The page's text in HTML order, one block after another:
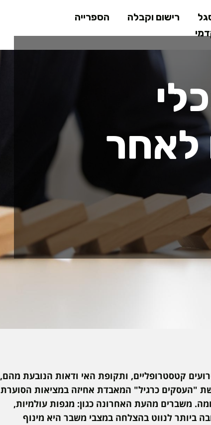
לתוכן
המרכזי
רישום וקבלה
הספרייה
לאחר
קטסטרופליים, ותקופת האי ודאות הנובעת מהם,
"העסקים כרגיל" המאבדת אחיזה במציאות הסוערת
משברים מהעת האחרונה כגון: מגפות עולמיות,
ביותר לנווט בהצלחה במצבי משבר היא מינוף